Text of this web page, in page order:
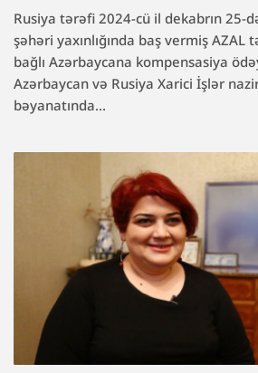
Rusiya tərəfi 2024-cü il dekabrın 25-
şəhəri yaxınlığında baş vermiş AZAL
bağlı Azərbaycana kompensasiya
Azərbaycan və Rusiya Xarici İşlər
bəyanatında...